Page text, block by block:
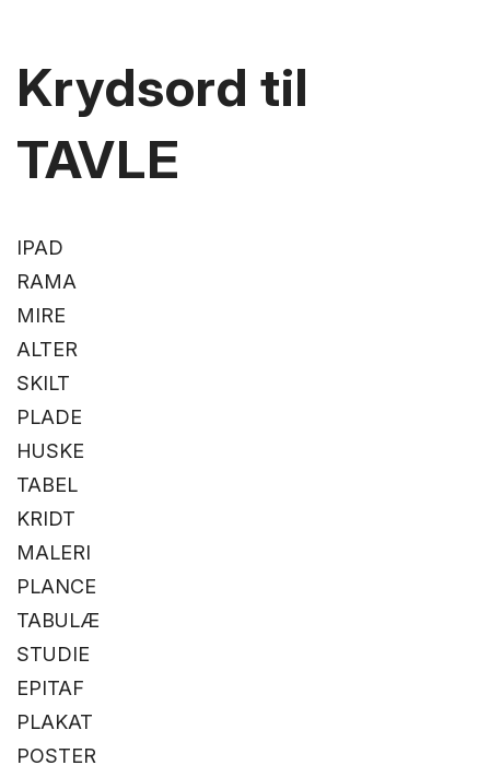
Krydsord til
TAVLE
IPAD
RAMA
MIRE
ALTER
SKILT
PLADE
HUSKE
TABEL
KRIDT
MALERI
PLANCE
TABULÆ
STUDIE
EPITAF
PLAKAT
POSTER